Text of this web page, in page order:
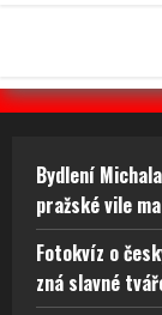
Bydlení
pražské vile
Fotokvíz o
zná slavné